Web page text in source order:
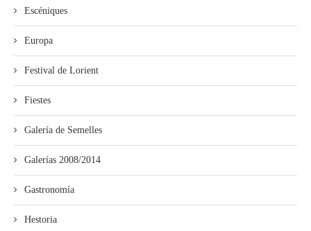
Escéniques
Europa
Festival de Lorient
Fiestes
Galería de Semelles
Galerías 2008/2014
Gastronomía
Hestoria